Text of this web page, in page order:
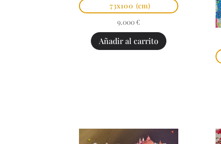
73x100 (cm)
9.000 €
Añadir al carrito